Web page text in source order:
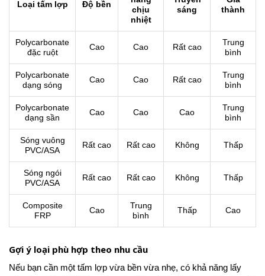
Loại tấm lợp Độ bền
chịu
nhiệt
sáng
thành
Polycarbonate
đặc ruột
Cao Cao Rất cao
Trung
bình
Polycarbonate
dạng sóng
Cao Cao Rất cao
Trung
bình
Polycarbonate
dạng sần
Cao Cao Cao
Trung
bình
Sóng vuông
PVC/ASA
Rất cao Rất cao Không Thấp
Sóng ngói
PVC/ASA
Rất cao Rất cao Không Thấp
Composite
FRP
Cao
Trung
bình
Thấp Cao
Gợi ý loại phù hợp theo nhu cầu
Nếu bạn cần một tấm lợp vừa bền vừa nhẹ, có khả năng lấy